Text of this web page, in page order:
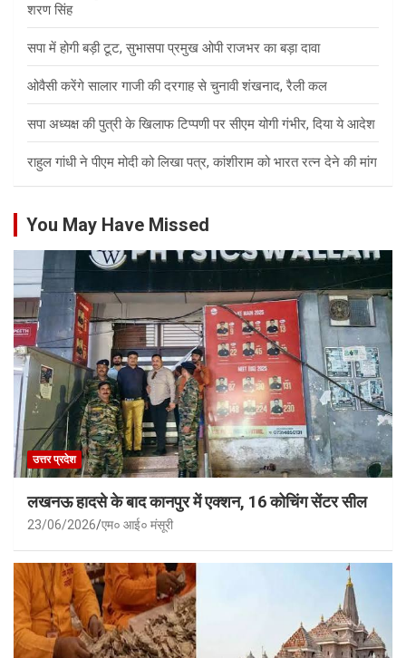
शरण सिंह
सपा में होगी बड़ी टूट, सुभासपा प्रमुख ओपी राजभर का बड़ा दावा
ओवैसी करेंगे सालार गाजी की दरगाह से चुनावी शंखनाद, रैली कल
सपा अध्यक्ष की पुत्री के खिलाफ टिप्पणी पर सीएम योगी गंभीर, दिया ये आदेश
राहुल गांधी ने पीएम मोदी को लिखा पत्र, कांशीराम को भारत रत्न देने की मांग
You May Have Missed
उत्तर प्रदेश
लखनऊ हादसे के बाद कानपुर में एक्शन, 16 कोचिंग सेंटर सील
23/06/2026 एम० आई० मंसूरी